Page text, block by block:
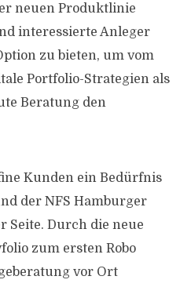
neuen Produktlinie
interessierte Anleger
zu bieten, um vom
Portfolio-Strategien als
Beratung den
Kunden ein Bedürfnis
der NFS Hamburger
Seite. Durch die neue
zum ersten Robo
vor Ort